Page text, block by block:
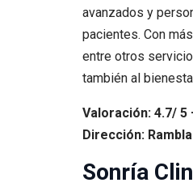
avanzados y
pacientes. Con
entre otros
también al
Valoración: 4.7/ 5
Dirección:
Sonría